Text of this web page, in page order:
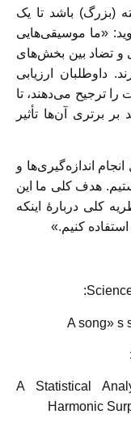
(بزرگ) باشد تا یک
«ما موسیقی‌هایی
و تضاد بین بخش‌های
داوطلبان ارزیابی
ترجیح می‌دهند، تا
برتری آن‌ها تأثیر
اندازه‌گیری‌ها و
هدف کلی ما این
کلی دربارهٔ اینکه
کنیم.»
A song» s
A Statistical
Harmonic